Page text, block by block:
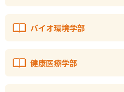
バイオ環境学部
健康医療学部